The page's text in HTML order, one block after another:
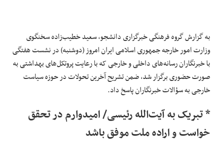
به گزارش گروه فرهنگی خبرگزاری دانشجو، سعید خطیب‌زاده سخنگوی
وزارت امور خارجه جمهوری اسلامی ایران امروز (دوشنبه) در نشست هفتگی
با خبرنگاران رسانه‌های داخلی و خارجی که با رعایت پروتکل‌های بهداشتی به
صورت حضوری برگزار شد، ضمن تشریح آخرین تحولات در حوزه سیاست
خارجی به سؤالات خبرنگاران پاسخ داد.
* تبریک به آیت‌الله رئیسی/ امیدوارم در تحقق
خواست و اراده ملت موفق باشد